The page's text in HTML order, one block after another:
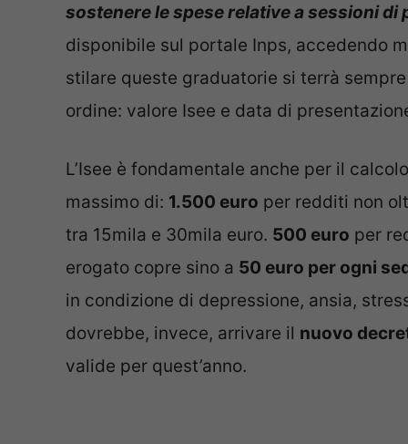
sostenere le spese relative a sessioni
disponibile sul portale Inps, accedendo
stilare queste graduatorie si terrà
ordine: valore Isee e data di
L’Isee è fondamentale anche per il
massimo di: 1.500 euro per redditi non
tra 15mila e 30mila euro. 500 euro per
erogato copre sino a 50 euro per ogni
in condizione di depressione, ansia,
dovrebbe, invece, arrivare il nuovo
valide per quest’anno.